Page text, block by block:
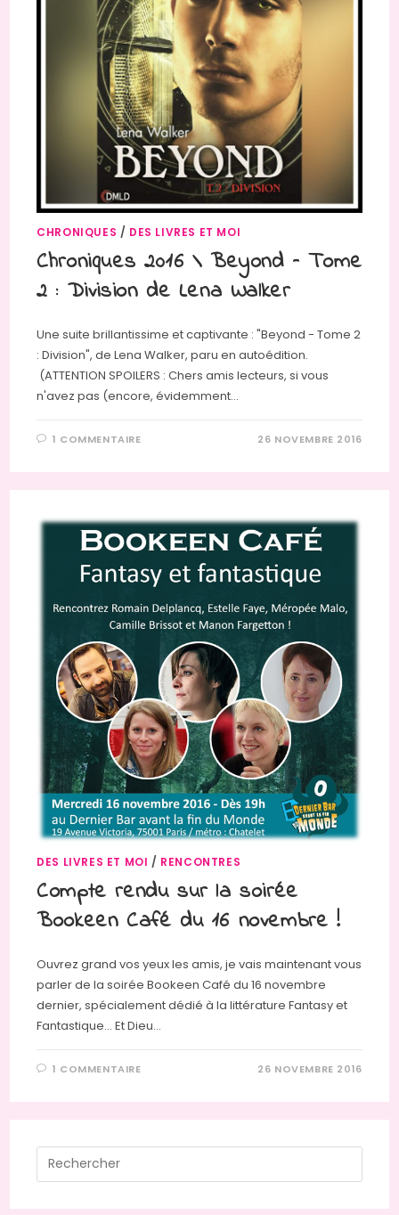
CHRONIQUES / DES LIVRES ET MOI
Chroniques 2016 \ Beyond – Tome
2 : Division de Lena Walker
Une suite brillantissime et captivante : "Beyond - Tome 2
: Division", de Lena Walker, paru en autoédition.
(ATTENTION SPOILERS : Chers amis lecteurs, si vous
n'avez pas (encore, évidemment…
1 COMMENTAIRE 26 NOVEMBRE 2016
DES LIVRES ET MOI / RENCONTRES
Compte rendu sur la soirée
Bookeen Café du 16 novembre !
Ouvrez grand vos yeux les amis, je vais maintenant vous
parler de la soirée Bookeen Café du 16 novembre
dernier, spécialement dédié à la littérature Fantasy et
Fantastique... Et Dieu…
1 COMMENTAIRE 26 NOVEMBRE 2016